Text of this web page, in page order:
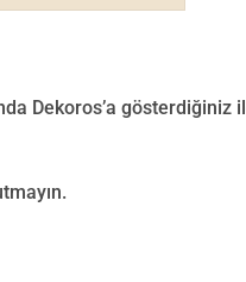
Dekoros’a gösterdiğiniz